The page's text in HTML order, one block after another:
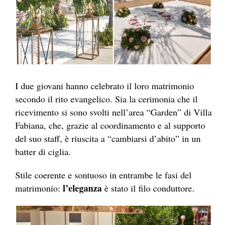
I due giovani hanno celebrato il loro matrimonio
secondo il rito evangelico. Sia la cerimonia che il
ricevimento si sono svolti nell’area “Garden” di Villa
Fabiana, che, grazie al coordinamento e al supporto
del suo staff, è riuscita a “cambiarsi d’abito” in un
batter di ciglia.
Stile coerente e sontuoso in entrambe le fasi del
matrimonio: l’eleganza è stato il filo conduttore.